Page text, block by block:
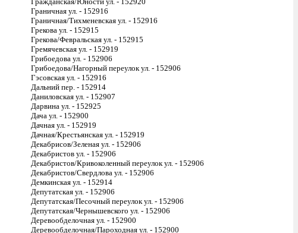
Граничная ул. - 152916
Граничная/Тихменевская ул. - 152916
Грекова ул. - 152915
Грекова/Февральская ул. - 152915
Гремячевская ул. - 152919
Грибоедова ул. - 152906
Грибоедова/Нагорный переулок ул. - 152906
Гэсовская ул. - 152916
Дальний пер. - 152914
Даниловская ул. - 152907
Дарвина ул. - 152925
Дача ул. - 152900
Дачная ул. - 152919
Дачная/Крестьянская ул. - 152919
Декабрисов/Зеленая ул. - 152906
Декабристов ул. - 152906
Декабристов/Кривоколенный переулок ул. - 152906
Декабристов/Свердлова ул. - 152906
Демкинская ул. - 152914
Депутатская ул. - 152906
Депутатская/Песочный переулок ул. - 152906
Депутатская/Чернышевского ул. - 152906
Деревообделочная ул. - 152900
Деревообделочная/Пароходная ул. - 152900